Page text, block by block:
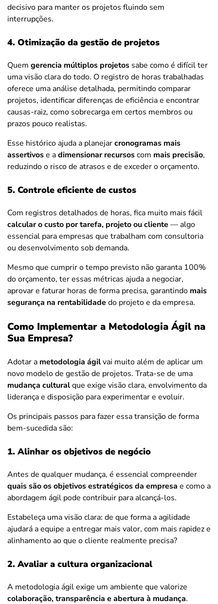
decisivo para manter os projetos fluindo sem
interrupções.
4. Otimização da gestão de projetos
Quem gerencia múltiplos projetos sabe como é difícil ter
uma visão clara do todo. O registro de horas trabalhadas
oferece uma análise detalhada, permitindo comparar
projetos, identificar diferenças de eficiência e encontrar
causas-raiz, como sobrecarga em certos membros ou
prazos pouco realistas.
Esse histórico ajuda a planejarcronogramas mais
assertivose adimensionar recursoscom mais precisão,
reduzindo o risco de atrasos e de exceder o orçamento.
5. Controle eficiente de custos
Com registros detalhados de horas, fica muito mais fácil
calcular o custo por tarefa, projeto ou cliente — algo
essencial para empresas que trabalham com consultoria
ou desenvolvimento sob demanda.
Mesmo que cumprir o tempo previsto não garanta 100%
do orçamento, ter essas métricas ajuda a negociar,
aprovar e faturar horas de forma precisa, garantindo mais
segurança na rentabilidade do projeto e da empresa.
Como Implementar a Metodologia Ágil na
Sua Empresa?
Adotar a metodologia ágilvai muito além de aplicar um
novo modelo de gestão de projetos. Trata-se de uma
mudança culturalque exige visão clara, envolvimento da
liderança e disposição para experimentar e evoluir.
Os principais passos para fazer essa transição de forma
bem-sucedida são:
1. Alinhar os objetivos de negócio
Antes de qualquer mudança, é essencial compreender
quais são os objetivos estratégicos da empresa e como a
abordagem ágil pode contribuir para alcançá-los.
Estabeleça uma visão clara: de que forma a agilidade
ajudará a equipe a entregar mais valor, com mais rapidez e
alinhamento ao que o cliente realmente precisa?
2. Avaliar a cultura organizacional
A metodologia ágil exige um ambiente que valorize
colaboração, transparência e abertura à mudança.